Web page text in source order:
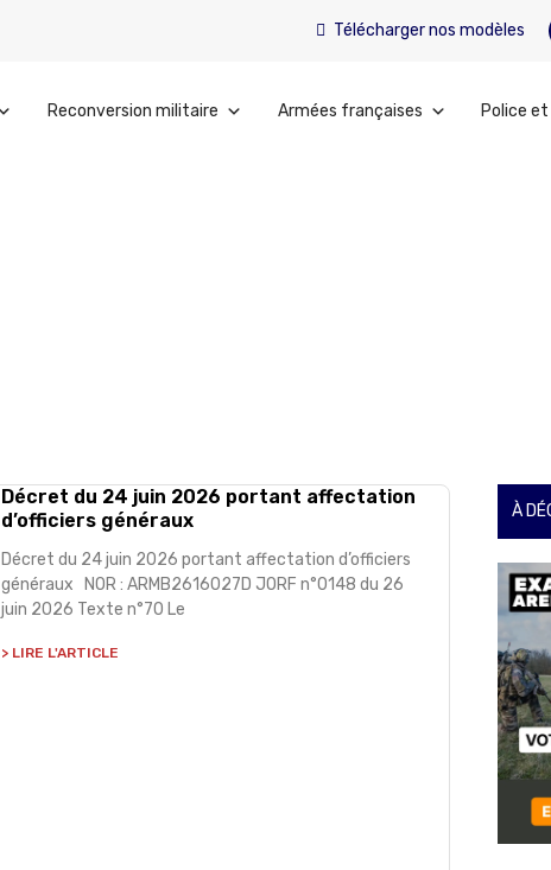
Télécharger nos modèles
Reconversion militaire Armées françaises Police
Décret du 24 juin 2026 portant affectation
d’officiers généraux
Décret du 24 juin 2026 portant affectation d’officiers
généraux NOR : ARMB2616027D JORF n°0148 du 26
juin 2026 Texte n°70 Le
> LIRE L'ARTICLE
À